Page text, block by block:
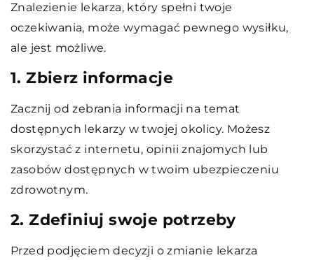
Znalezienie lekarza, który spełni twoje
oczekiwania, może wymagać pewnego wysiłku,
ale jest możliwe.
1. Zbierz informacje
Zacznij od zebrania informacji na temat
dostępnych lekarzy w twojej okolicy. Możesz
skorzystać z internetu, opinii znajomych lub
zasobów dostępnych w twoim ubezpieczeniu
zdrowotnym.
2. Zdefiniuj swoje potrzeby
Przed podjęciem decyzji o zmianie lekarza